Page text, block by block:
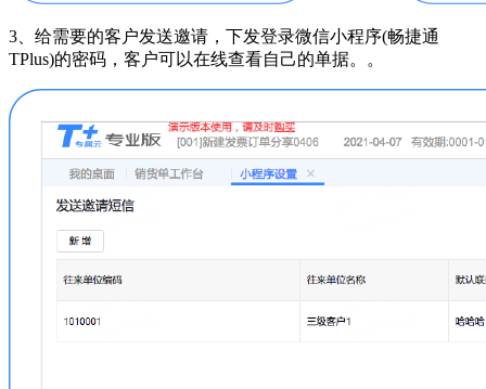
3、给需要的客户发送邀请，下发登录微信小程序(畅捷通
TPlus)的密码，客户可以在线查看自己的单据。。